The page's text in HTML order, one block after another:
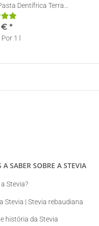
Dentífrica Terra
x 75ml
€ *
1 l
A SABER SOBRE A STEVIA
a Stevia?
Stevia | Stevia rebaudiana
história da Stevia